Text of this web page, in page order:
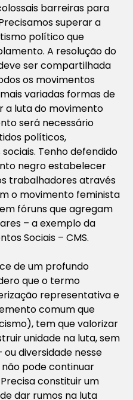
barreiras para
superar a
político que
A resolução do
ser compartilhada
os movimentos
variadas formas de
a luta do movimento
será necessário
políticos,
Tenho defendido
negro estabelecer
trabalhadores através
o movimento feminista
fóruns que agregam
– a exemplo da
Sociais – CMS.
de um profundo
que o termo
representativa e
comum que
tem que valorizar
unidade na luta, sem
diversidade nesse
pode continuar
constituir um
dar rumos na luta